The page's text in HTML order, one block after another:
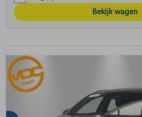
Bekijk wagen